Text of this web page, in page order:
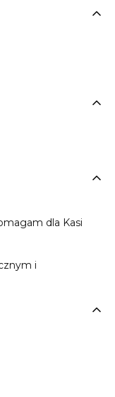
dla Kasi
i